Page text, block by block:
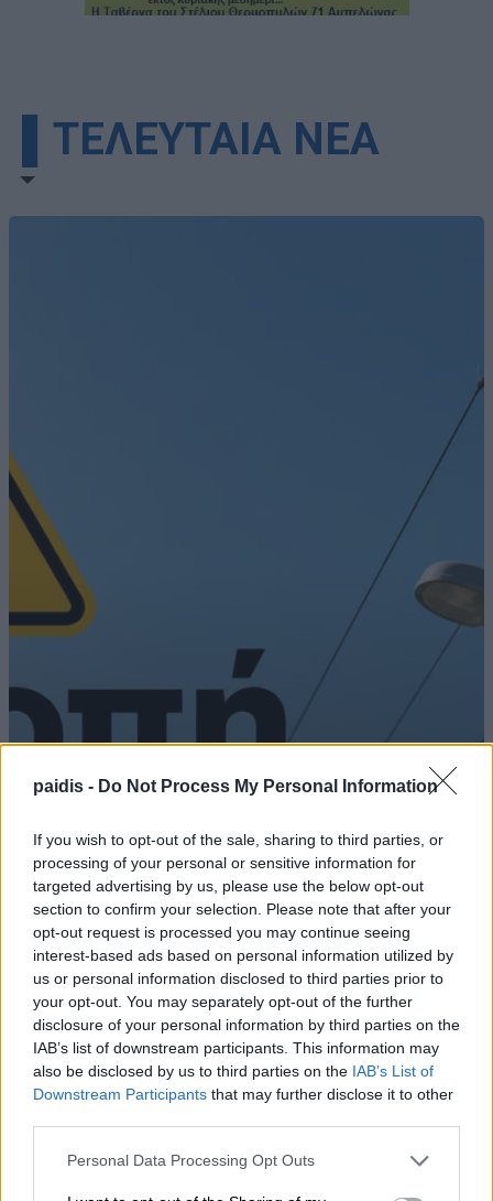
paidis - Do Not Process My Personal Information
If you wish to opt-out of the sale, sharing to third parties, or
processing of your personal or sensitive information for
targeted advertising by us, please use the below opt-out
section to confirm your selection. Please note that after your
opt-out request is processed you may continue seeing
interest-based ads based on personal information utilized by
us or personal information disclosed to third parties prior to
your opt-out. You may separately opt-out of the further
disclosure of your personal information by third parties on the
IAB’s list of downstream participants. This information may
also be disclosed by us to third parties on the IAB’s List of
Downstream Participants that may further disclose it to other
Personal Data Processing Opt Outs
▌ΤΕΛΕΥΤΑΙΑ ΝΕΑ
Δείτε που θα γίνει διακοπή ρεύματος
σήμερα Σάββατο και αύριο Κυριακή
08/08/2026 , 9:01
Πολιτιστικό Σύλλογο Κουτσουπιάς την